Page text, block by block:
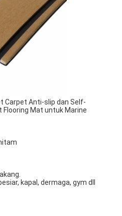
Carpet Anti-slip dan Self-
Flooring Mat untuk Marine
kapal, dermaga, gym dll